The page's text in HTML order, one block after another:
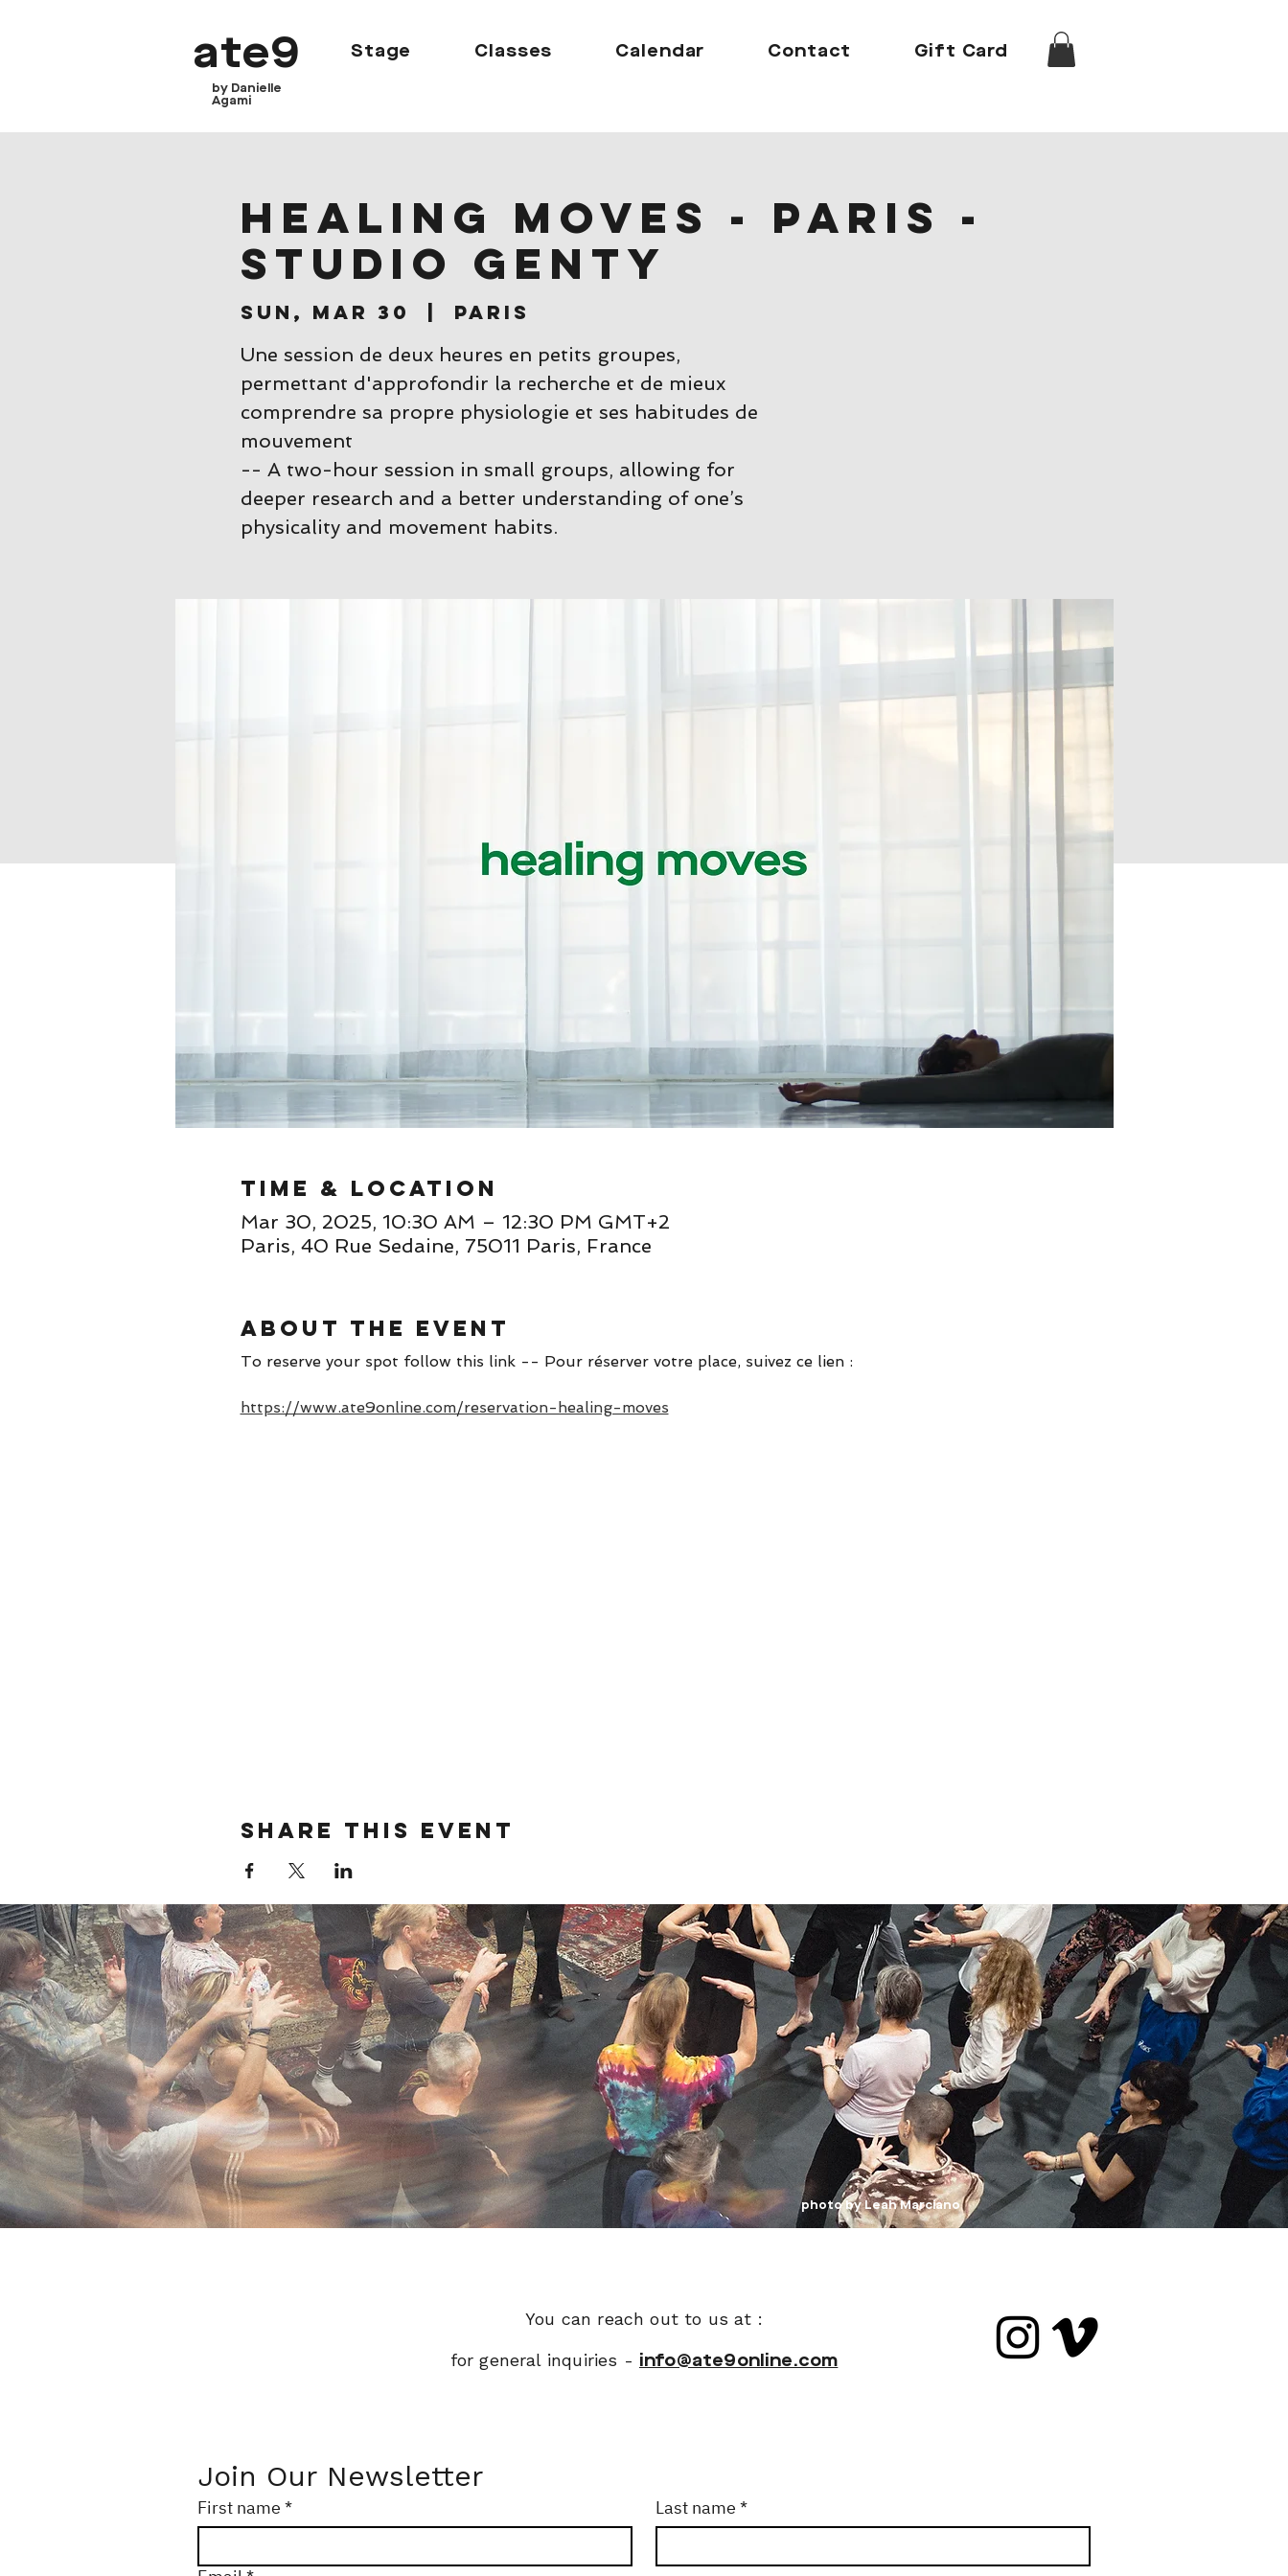
ate9
by Danielle
Agami
Stage Classes Calendar Contact Gift Card
healing moves - Paris -
Studio Genty
Sun, Mar 30 Paris
Une session de deux heures en petits groupes,
permettant d'approfondir la recherche et de mieux
comprendre sa propre physiologie et ses habitudes de
mouvement
-- A two-hour session in small groups, allowing for
deeper research and a better understanding of one’s
Time & Location
Mar 30, 2025, 10:30 AM – 12:30 PM GMT+2
Paris, 40 Rue Sedaine, 75011 Paris, France
About the event
To reserve your spot follow this link -- Pour réserver votre place, suivez ce lien :
https://www.ate9online.com/reservation-healing-moves
Share this event
photo by Leah Marciano
You can reach out to us at :
for general inquiries - info@ate9online.com
Join Our Newsletter
First name * Last name *